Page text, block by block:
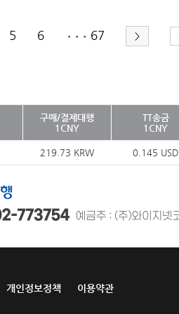
5 6 ••• 67 >
구매/결제대행
1CNY
TT송금
1CNY
219.73 KRW 0.145 USD
개인정보정책 이용약관